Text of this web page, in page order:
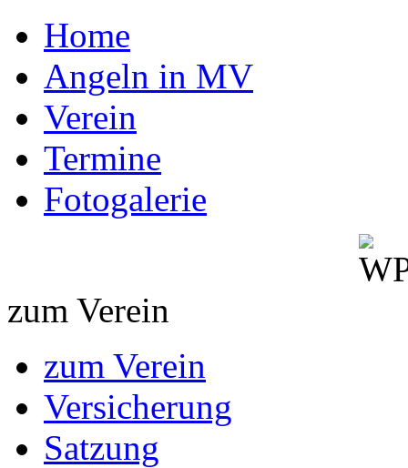
Home
Angeln in MV
Verein
Termine
Fotogalerie
zum Verein
zum Verein
Versicherung
Satzung